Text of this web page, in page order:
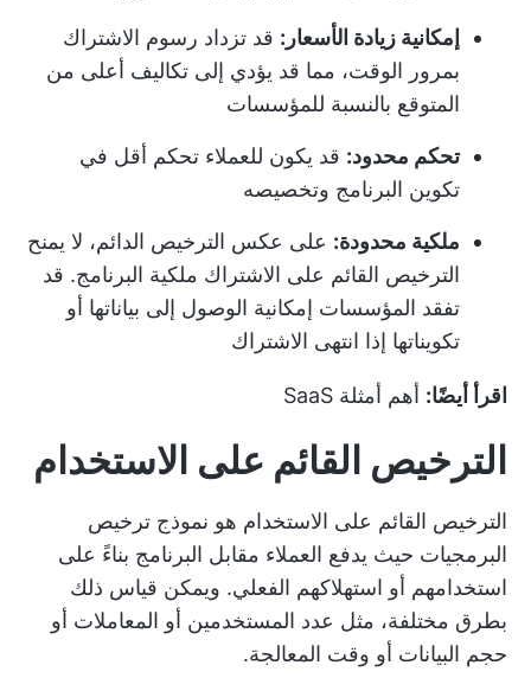
إمكانية زيادة الأسعار: قد تزداد رسوم الاشتراك
بمرور الوقت، مما قد يؤدي إلى تكاليف أعلى من
المتوقع بالنسبة للمؤسسات
تحكم محدود: قد يكون للعملاء تحكم أقل في
تكوين البرنامج وتخصيصه
ملكية محدودة: على عكس الترخيص الدائم، لا يمنح
الترخيص القائم على الاشتراك ملكية البرنامج. قد
تفقد المؤسسات إمكانية الوصول إلى بياناتها أو
تكويناتها إذا انتهى الاشتراك
اقرأ أيضًا: أهم أمثلة SaaS
الترخيص القائم على الاستخدام
الترخيص القائم على الاستخدام هو نموذج ترخيص
البرمجيات حيث يدفع العملاء مقابل البرنامج بناءً على
استخدامهم أو استهلاكهم الفعلي. ويمكن قياس ذلك
بطرق مختلفة، مثل عدد المستخدمين أو المعاملات أو
حجم البيانات أو وقت المعالجة.